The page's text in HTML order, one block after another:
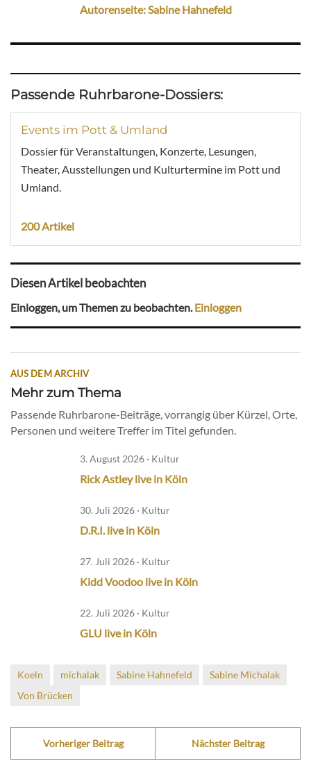
Autorenseite: Sabine Hahnefeld
Passende Ruhrbarone-Dossiers:
Events im Pott & Umland
Dossier für Veranstaltungen, Konzerte, Lesungen,
Theater, Ausstellungen und Kulturtermine im Pott und
Umland.
200 Artikel
Diesen Artikel beobachten
Einloggen, um Themen zu beobachten.Einloggen
AUS DEM ARCHIV
Mehr zum Thema
Passende Ruhrbarone-Beiträge, vorrangig über Kürzel, Orte,
Personen und weitere Treffer im Titel gefunden.
3. August 2026 · Kultur
Rick Astley live in Köln
30. Juli 2026 · Kultur
D.R.I. live in Köln
27. Juli 2026 · Kultur
Kidd Voodoo live in Köln
22. Juli 2026 · Kultur
GLU live in Köln
Koeln michalak Sabine Hahnefeld
Sabine Michalak
Von Brücken
Vorheriger Beitrag Nächster Beitrag